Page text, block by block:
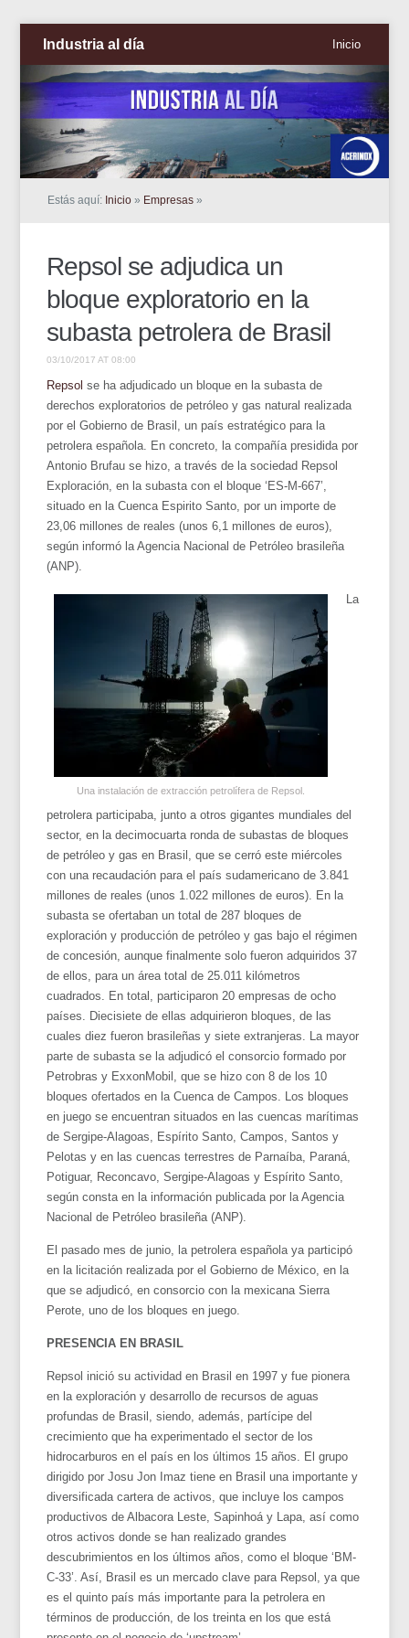
Industria al día Inicio
Estás aquí: Inicio » Empresas »
Repsol se adjudica un
bloque exploratorio en la
subasta petrolera de Brasil
03/10/2017 AT 08:00
Repsolse ha adjudicado un bloque en la subasta de
derechos exploratorios de petróleo y gas natural realizada
por el Gobierno de Brasil, un país estratégico para la
petrolera española. En concreto, la compañía presidida por
Antonio Brufau se hizo, a través de la sociedad Repsol
Exploración, en la subasta con el bloque ‘ES-M-667’,
situado en la Cuenca Espirito Santo, por un importe de
23,06 millones de reales (unos 6,1 millones de euros),
según informó la Agencia Nacional de Petróleo brasileña
(ANP).
Una instalación de extracción petrolífera de Repsol.
La
petrolera participaba, junto a otros gigantes mundiales del
sector, en la decimocuarta ronda de subastas de bloques
de petróleo y gas en Brasil, que se cerró este miércoles
con una recaudación para el país sudamericano de 3.841
millones de reales (unos 1.022 millones de euros). En la
subasta se ofertaban un total de 287 bloques de
exploración y producción de petróleo y gas bajo el régimen
de concesión, aunque finalmente solo fueron adquiridos 37
de ellos, para un área total de 25.011 kilómetros
cuadrados. En total, participaron 20 empresas de ocho
países. Diecisiete de ellas adquirieron bloques, de las
cuales diez fueron brasileñas y siete extranjeras. La mayor
parte de subasta se la adjudicó el consorcio formado por
Petrobras y ExxonMobil, que se hizo con 8 de los 10
bloques ofertados en la Cuenca de Campos. Los bloques
en juego se encuentran situados en las cuencas marítimas
de Sergipe-Alagoas, Espírito Santo, Campos, Santos y
Pelotas y en las cuencas terrestres de Parnaíba, Paraná,
Potiguar, Reconcavo, Sergipe-Alagoas y Espírito Santo,
según consta en la información publicada por la Agencia
Nacional de Petróleo brasileña (ANP).
El pasado mes de junio, la petrolera española ya participó
en la licitación realizada por el Gobierno de México, en la
que se adjudicó, en consorcio con la mexicana Sierra
Perote, uno de los bloques en juego.
PRESENCIA EN BRASIL
Repsol inició su actividad en Brasil en 1997 y fue pionera
en la exploración y desarrollo de recursos de aguas
profundas de Brasil, siendo, además, partícipe del
crecimiento que ha experimentado el sector de los
hidrocarburos en el país en los últimos 15 años. El grupo
dirigido por Josu Jon Imaz tiene en Brasil una importante y
diversificada cartera de activos, que incluye los campos
productivos de Albacora Leste, Sapinhoá y Lapa, así como
otros activos donde se han realizado grandes
descubrimientos en los últimos años, como el bloque ‘BM-
C-33’. Así, Brasil es un mercado clave para Repsol, ya que
es el quinto país más importante para la petrolera en
términos de producción, de los treinta en los que está